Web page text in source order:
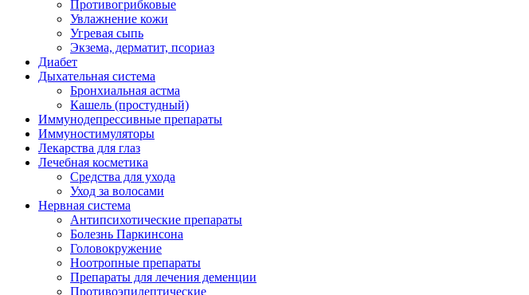
Противогрибковые
Увлажнение кожи
Угревая сыпь
Экзема, дерматит, псориаз
Диабет
Дыхательная система
Бронхиальная астма
Кашель (простудный)
Иммунодепрессивные препараты
Иммуностимуляторы
Лекарства для глаз
Лечебная косметика
Средства для ухода
Уход за волосами
Нервная система
Антипсихотические препараты
Болезнь Паркинсона
Головокружение
Ноотропные препараты
Препараты для лечения деменции
Противоэпилептические